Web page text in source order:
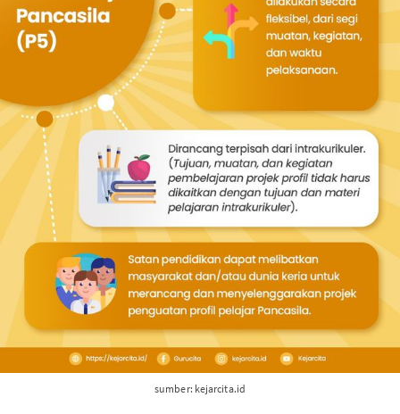
sumber: kejarcita.id